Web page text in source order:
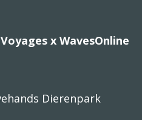
x WavesOnline
Dierenpark